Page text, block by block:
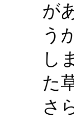
が
う
し
た
さ